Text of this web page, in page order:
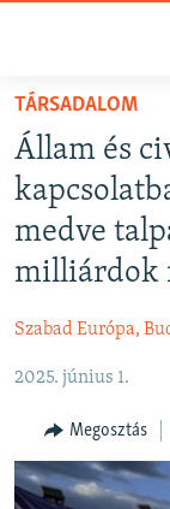
Ugrás
fő
oldalra
Ugrás
tartalomjegyzékre
keresésre
NAPIRENDEN
PODCASTOK
VIDEÓK
SZABADON
TÁRSADALOM
DEMOKRÁCIA
TÁRSADALOM
Állam és
medve
milliárdok
Szabad Európa,
2025. június 1.
Megosztás